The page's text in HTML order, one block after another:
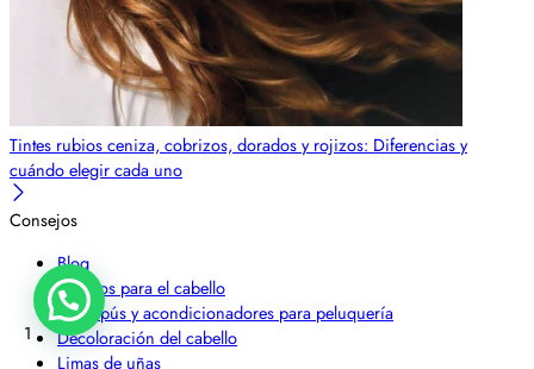
Tintes rubios ceniza, cobrizos, dorados y rojizos: Diferencias y
cuándo elegir cada uno
Consejos
Blog
Cepillos para el cabello
Champús y acondicionadores para peluquería
Decoloración del cabello
Limas de uñas
1